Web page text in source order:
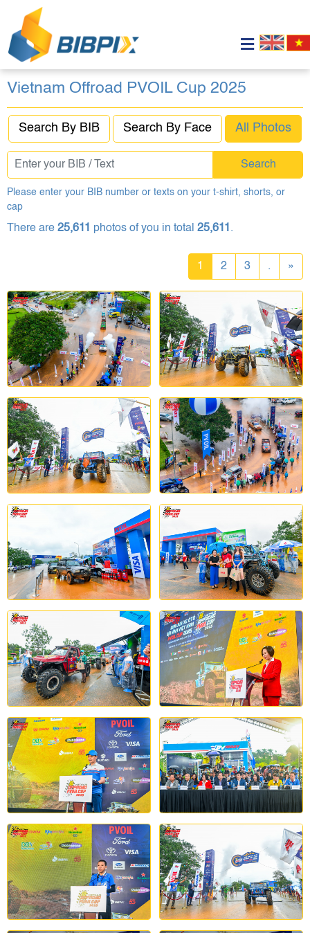
Vietnam Offroad PVOIL Cup 2025
Search By BIB Search By Face All Photos
Search
Please enter your BIB number or texts on your t-shirt, shorts, or
cap
There are 25,611 photos of you in total 25,611 .
1 2 3 . »